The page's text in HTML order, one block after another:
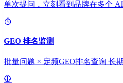
单次提问，立刻看到品牌在多个
GEO 排名监测
批量问题 × 定频GEO排名查询 长